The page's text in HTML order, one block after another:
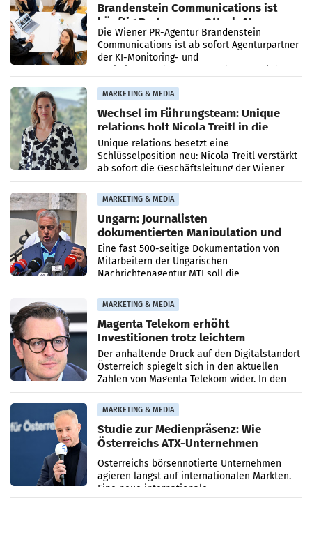
Brandenstein Communications ist
künftig Partner von OtterlyAI
Die Wiener PR-Agentur Brandenstein
Communications ist ab sofort Agenturpartner
der KI-Monitoring- und
MARKETING & MEDIA
Wechsel im Führungsteam: Unique
relations holt Nicola Treitl in die
Geschäftsleitung
Unique relations besetzt eine
Schlüsselposition neu: Nicola Treitl verstärkt
ab sofort die Geschäftsleitung der Wiener
PR-Agentur an der Seite von Josef Kalina und
Anna Kalina-Mahr.
MARKETING & MEDIA
Ungarn: Journalisten
dokumentierten Manipulation und
Zensur
Eine fast 500-seitige Dokumentation von
Mitarbeitern der Ungarischen
Nachrichtenagentur MTI soll die
systematische Nachrichten-Manipulation und
Zensur bei der Agentur während der Zeit
MARKETING & MEDIA
Magenta Telekom erhöht
Investitionen trotz leichtem
Umsatzrückgang
Der anhaltende Druck auf den Digitalstandort
Österreich spiegelt sich in den aktuellen
Zahlen von Magenta Telekom wider. In den
ersten sechs Monaten des laufenden Jahres
verzeichnete
MARKETING & MEDIA
Studie zur Medienpräsenz: Wie
Österreichs ATX-Unternehmen
international wahrgenommen
werden
Österreichs börsennotierte Unternehmen
agieren längst auf internationalen Märkten.
Eine neue internationale
Medienresonanzanalyse untersucht die